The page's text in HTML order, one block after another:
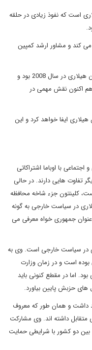
است که نفوذ زیادی در حلقه
کند و مشاور ارشد کمپین
جیک سالیوان: معاون بخش سیاستگذاری کمپین هیلاری در سال 2008 بود و
هم اکنون نقش مهمی در
ایفا خواهد کرد و این
با اوباما اشتراکاتی
تفاوت هایی دارند. در حالی
کلینتون جزء شاخه محافظه
در سیاست خارجی به گونه
جمهوری خواه معرفی می
در سیاست خارجی است. وی به
است و در زمان وزارت
اما در مقطع کنونی باید
های حزبش پایین بیاورد.
داشت و همان طور که معروف
متقابل داشته اند. وی مشارکت
دو کشور با شرایطی حمایت